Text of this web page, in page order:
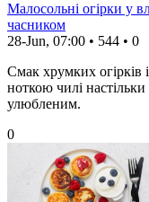
Малосольні огірки у
часником
28-Jun, 07:00 • 544 • 0
Смак хрумких огірків
ноткою чилі
улюбленим.
0